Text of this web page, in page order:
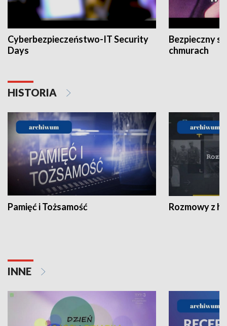
Cyberbezpieczeństwo-IT Security
Days
Bezpieczny
chmurach
HISTORIA
Pamięć i Tożsamość Rozmowy z
INNE